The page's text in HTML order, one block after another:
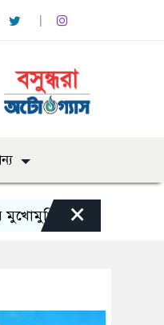
সংঘর্ষে নিহত বেড়ে ৯
×